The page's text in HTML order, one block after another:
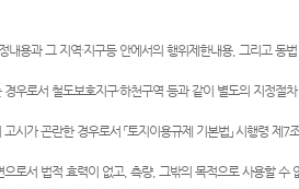
내용과 그 지역·지구등 안에서의 행위제한내용, 그리고
우로서 철도보호지구·하천구역 등과 같이 별도의 지정
시가 곤란한 경우로서 「토지이용규제 기본법」 시행령
로서 법적 효력이 없고, 측량, 그밖의 목적으로 사용할 수